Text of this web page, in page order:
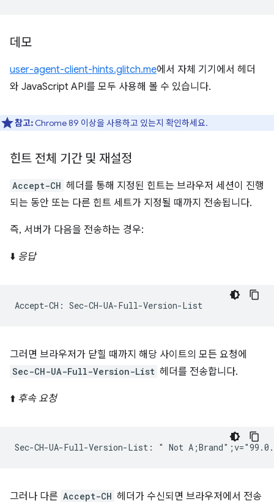
데모
user-agent-client-hints.glitch.me에서 자체 기기에서 헤더
와 JavaScript API를 모두 사용해 볼 수 있습니다.
참고: Chrome 89 이상을 사용하고 있는지 확인하세요.
힌트 전체 기간 및 재설정
Accept-CH 헤더를 통해 지정된 힌트는 브라우저 세션이 진행
되는 동안 또는 다른 힌트 세트가 지정될 때까지 전송됩니다.
즉, 서버가 다음을 전송하는 경우:
⬇️ 응답
그러면 브라우저가 닫힐 때까지 해당 사이트의 모든 요청에
Sec-CH-UA-Full-Version-List 헤더를 전송합니다.
⬆️ 후속 요청
그러나 다른 Accept-CH 헤더가 수신되면 브라우저에서 전송